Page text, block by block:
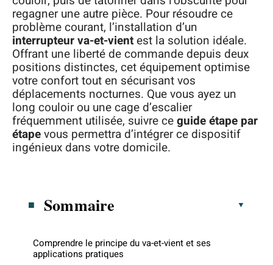
regagner une autre pièce. Pour résoudre ce
problème courant, l’installation d’un
interrupteur va-et-vientest la solution idéale.
Offrant une liberté de commande depuis deux
positions distinctes, cet équipement optimise
votre confort tout en sécurisant vos
déplacements nocturnes. Que vous ayez un
long couloir ou une cage d’escalier
fréquemment utilisée, suivre ceguide étape par
étapevous permettra d’intégrer ce dispositif
ingénieux dans votre domicile.
Sommaire
Comprendre le principe du va-et-vient et ses
applications pratiques